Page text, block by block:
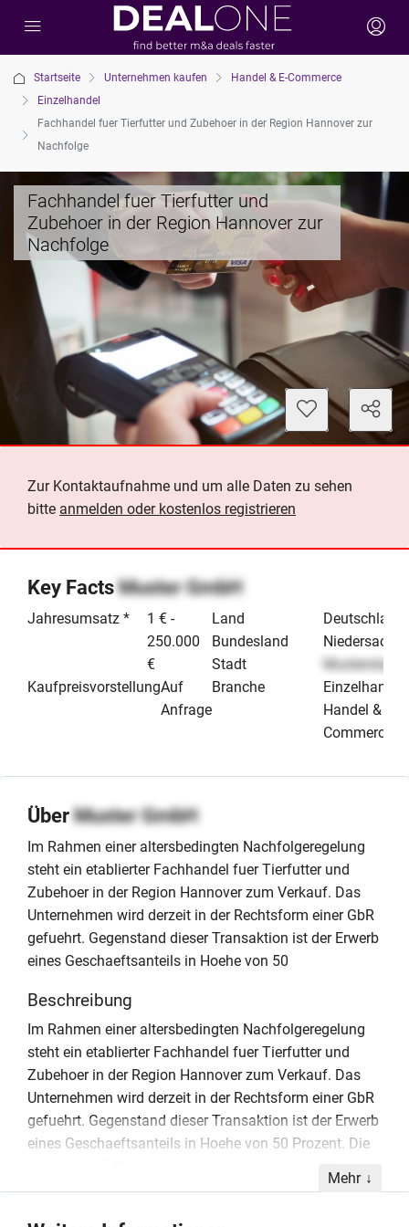
Startseite Unternehmen kaufen
Handel & E-Commerce
Einzelhandel
Fachhandel fuer Tierfutter und Zubehoer in der Region Hannover zur
Nachfolge
Fachhandel fuer Tierfutter und
Zubehoer in der Region Hannover zur
Nachfolge
Zur Kontaktaufnahme und um alle Daten zu sehen
bitte anmelden oder kostenlos registrieren
Key FactsMuster GmbH
Jahresumsatz *
1 € -
250.000
€
KaufpreisvorstellungAuf
Anfrage
Land
Deutschland
Bundesland
Stadt
Musterstadt
Branche
Einzelhandel
Handel & E-
Commerce
ÜberMuster GmbH
Im Rahmen einer altersbedingten Nachfolgeregelung
steht ein etablierter Fachhandel fuer Tierfutter und
Zubehoer in der Region Hannover zum Verkauf. Das
Unternehmen wird derzeit in der Rechtsform einer GbR
gefuehrt. Gegenstand dieser Transaktion ist der Erwerb
eines Geschaeftsanteils in Hoehe von 50
Beschreibung
Im Rahmen einer altersbedingten Nachfolgeregelung
steht ein etablierter Fachhandel fuer Tierfutter und
Zubehoer in der Region Hannover zum Verkauf. Das
Unternehmen wird derzeit in der Rechtsform einer GbR
gefuehrt. Gegenstand dieser Transaktion ist der Erwerb
eines Geschaeftsanteils in Hoehe von 50 Prozent. Die
Geschaeft weiterhin aktiv begleiten, was eine
Mehr